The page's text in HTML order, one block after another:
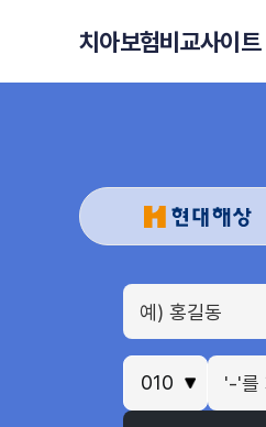
치아보험비교사이트